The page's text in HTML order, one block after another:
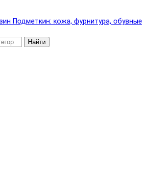
Найти